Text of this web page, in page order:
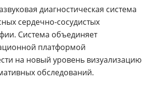
изображению
Динамическая обрезка
Динамические срезы
(до 9 срезов), множественные
срезы в реальном времени
(до 9 срезов)
диагностическая система
сердечно-сосудистых
Система объединяет
платформой
на новый уровень визуализацию
обследований.